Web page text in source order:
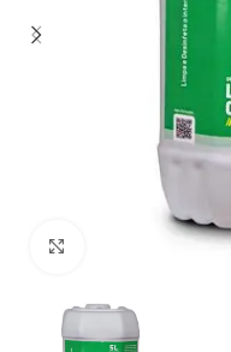
Clique para ampliar